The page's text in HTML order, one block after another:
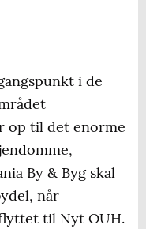
i de
op til det enorme
By & Byg skal
når
til Nyt OUH.